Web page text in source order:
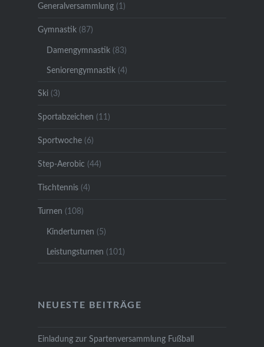
Generalversammlung(1)
Gymnastik(87)
Damengymnastik(83)
Seniorengymnastik(4)
Ski(3)
Sportabzeichen (11)
Sportwoche(6)
Step-Aerobic (44)
Tischtennis(4)
Turnen (108)
Kinderturnen (5)
Leistungsturnen (101)
NEUESTE BEITRÄGE
Einladung zur Spartenversammlung Fußball